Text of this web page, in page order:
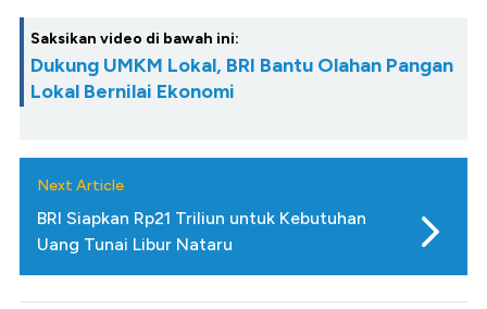
Saksikan video di bawah ini:
Dukung UMKM Lokal, BRI Bantu Olahan Pangan
Lokal Bernilai Ekonomi
Next Article
BRI Siapkan Rp21 Triliun untuk Kebutuhan
Uang Tunai Libur Nataru